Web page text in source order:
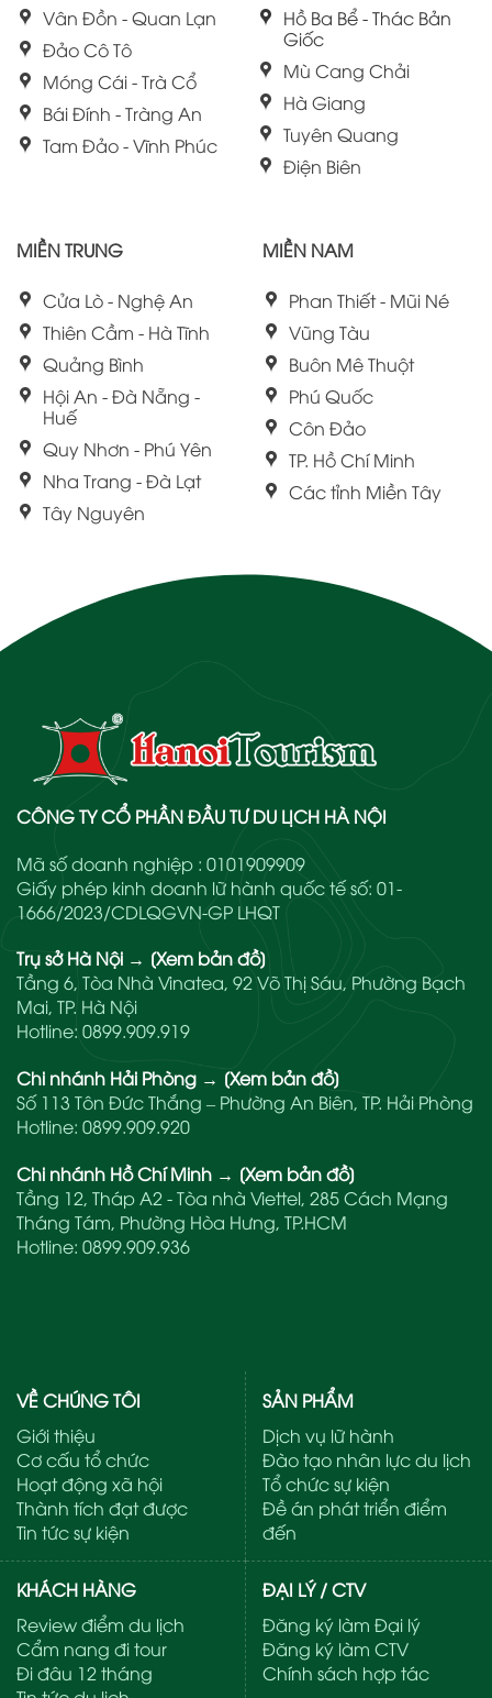
Vân Đồn - Quan Lạn
Đảo Cô Tô
Móng Cái - Trà Cổ
Bái Đính - Tràng An
Tam Đảo - Vĩnh Phúc
Hồ Ba Bể - Thác Bản
Giốc
Mù Cang Chải
Hà Giang
Tuyên Quang
Điện Biên
MIỀN TRUNG
Cửa Lò - Nghệ An
Thiên Cầm - Hà Tĩnh
Quảng Bình
Hội An - Đà Nẵng -
Huế
Quy Nhơn - Phú Yên
Nha Trang - Đà Lạt
Tây Nguyên
MIỀN NAM
Phan Thiết - Mũi Né
Vũng Tàu
Buôn Mê Thuột
Phú Quốc
Côn Đảo
TP. Hồ Chí Minh
Các tỉnh Miền Tây
CÔNG TY CỔ PHẦN ĐẦU TƯ DU LỊCH HÀ NỘI
Mã số doanh nghiệp : 0101909909
Giấy phép kinh doanh lữ hành quốc tế số: 01-
1666/2023/CDLQGVN-GP LHQT
Trụ sở Hà Nội → [Xem bản đồ]
Tầng 6, Tòa Nhà Vinatea, 92 Võ Thị Sáu, Phường Bạch
Mai, TP. Hà Nội
Hotline: 0899.909.919
Chi nhánh Hải Phòng → [Xem bản đồ]
Số 113 Tôn Đức Thắng – Phường An Biên, TP. Hải Phòng
Hotline: 0899.909.920
Chi nhánh Hồ Chí Minh → [Xem bản đồ]
Tầng 12, Tháp A2 - Tòa nhà Viettel, 285 Cách Mạng
Tháng Tám, Phường Hòa Hưng, TP.HCM
Hotline: 0899.909.936
VỀ CHÚNG TÔI
Giới thiệu
Cơ cấu tổ chức
Hoạt động xã hội
Thành tích đạt được
Tin tức sự kiện
SẢN PHẨM
Dịch vụ lữ hành
Đào tạo nhân lực du lịch
Tổ chức sự kiện
Đề án phát triển điểm
đến
KHÁCH HÀNG
Review điểm du lịch
Cẩm nang đi tour
Đi đâu 12 tháng
ĐẠI LÝ / CTV
Đăng ký làm Đại lý
Đăng ký làm CTV
Chính sách hợp tác